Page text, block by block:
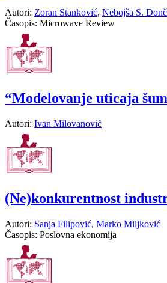
Autori: Zoran Stanković, Nebojša S.
Časopis: Microwave Review
“Modelovanje uticaja
Autori: Ivan Milovanović
(Ne)konkurentnost
Autori: Sanja Filipović, Marko Miljković
Časopis: Poslovna ekonomija